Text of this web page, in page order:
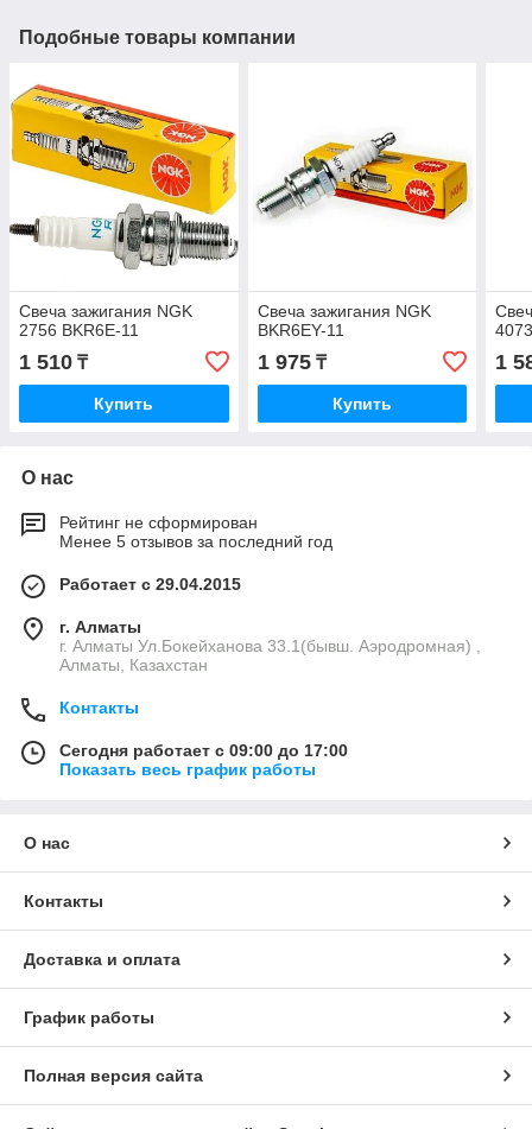
Подобные товары компании
Свеча зажигания NGK
2756 BKR6E-11
1 510 ₸
Купить
Свеча зажигания NGK
BKR6EY-11
1 975₸
Купить
1
О нас
Рейтинг не сформирован
Менее 5 отзывов за последний год
Работает с 29.04.2015
г. Алматы
г. Алматы Ул.Бокейханова 33.1(бывш. Аэродромная) ,
Алматы, Казахстан
Контакты
Сегодня работает с 09:00 до 17:00
Показать весь график работы
О нас
Контакты
Доставка и оплата
График работы
Полная версия сайта